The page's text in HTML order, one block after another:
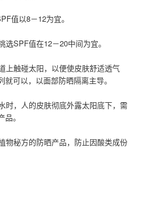
值以8－12为宜。
选SPF值在12－20中间为宜。
上触碰太阳，以便使皮肤舒适透气
就可以，以面部防晒隔离主导。
时，人的皮肤彻底外露太阳底下，需
。
物秘方的防晒产品，防止因酸类成份